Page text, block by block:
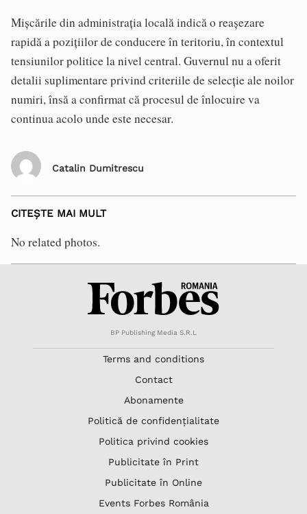
Mișcările din administrația locală indică o reașezare
rapidă a pozițiilor de conducere în teritoriu, în contextul
tensiunilor politice la nivel central. Guvernul nu a oferit
detalii suplimentare privind criteriile de selecție ale noilor
numiri, însă a confirmat că procesul de înlocuire va
continua acolo unde este necesar.
Catalin Dumitrescu
CITEȘTE MAI MULT
No related photos.
BP Publishing Media S.R.L
Terms and conditions
Contact
Abonamente
Politică de confidențialitate
Politica privind cookies
Publicitate în Print
Publicitate în Online
Events Forbes România